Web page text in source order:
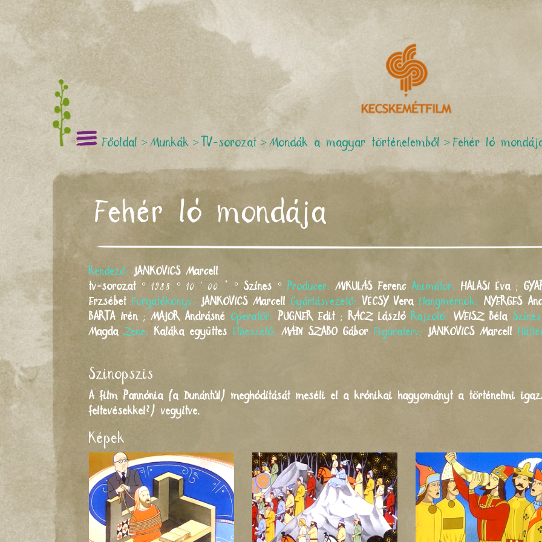
Főoldal > Munkák > TV-sorozat > Mondák a magyar történelemből > Fehér ló
Fehér ló mondája
Rendező: JANKOVICS Marcell
tv-sorozat ° 1988 ° 10 ' 00 " ° Színes ° Producer:MIKULÁS Ferenc Animátor: HALASI Éva ;
Erzsébet Forgatókönyv: JANKOVICS Marcell Gyártásvezető: VÉCSY Vera Hangmérnök: NYERGES
BARTA Irén ;MAJOR Andrásné Operatőr: PUGNER Edit ; RÁCZ László Rajzoló: WEISZ Béla
Magda Zene: Kaláka együttes Elbeszélő:MÁDI SZABÓ Gábor Figuraterv: JANKOVICS Marcell
Szinopszis
A film Pannónia (a Dunántúl) meghódítását meséli el a krónikai hagyományt a történelmi
feltevésekkel?) vegyítve.
Képek